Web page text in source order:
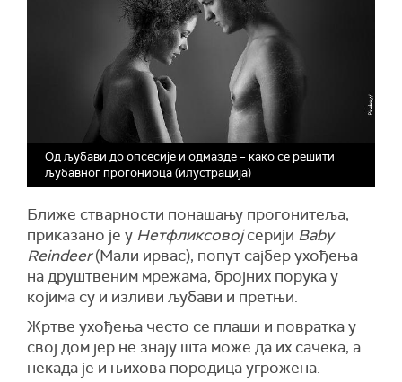
Од љубави до опсесије и одмазде – како се решити
љубавног прогониоца (илустрација)
Ближе стварности понашању прогонитеља,
приказано је у Нетфликсовојсерији Baby
Reindeer(Мали ирвас), попут сајбер ухођења
на друштвеним мрежама, бројних порука у
којима су и изливи љубави и претњи.
Жртве ухођења често се плаши и повратка у
свој дом јер не знају шта може да их сачека, а
некада је и њихова породица угрожена.